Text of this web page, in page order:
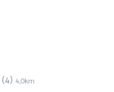
(4) 4,0km